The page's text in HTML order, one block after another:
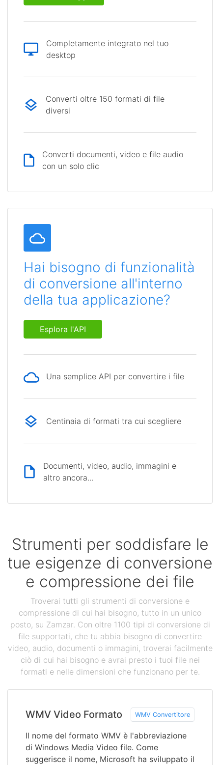
Completamente integrato nel tuo
desktop
Converti oltre 150 formati di file
diversi
Converti documenti, video e file audio
con un solo clic
Hai bisogno di funzionalità
di conversione all'interno
della tua applicazione?
Esplora l'API
Una semplice API per convertire i file
Centinaia di formati tra cui scegliere
Documenti, video, audio, immagini e
altro ancora...
Strumenti per soddisfare le
tue esigenze di conversione
e compressione dei file
Troverai tutti gli strumenti di conversione e
compressione di cui hai bisogno, tutto in un unico
posto, su Zamzar. Con oltre 1100 tipi di conversione di
file supportati, che tu abbia bisogno di convertire
video, audio, documenti o immagini, troverai facilmente
ciò di cui hai bisogno e avrai presto i tuoi file nei
formati e nelle dimensioni che funzionano per te.
WMV Video Formato WMV Convertitore
Il nome del formato WMV è l'abbreviazione
di Windows Media Video file. Come
suggerisce il nome, Microsoft ha sviluppato il